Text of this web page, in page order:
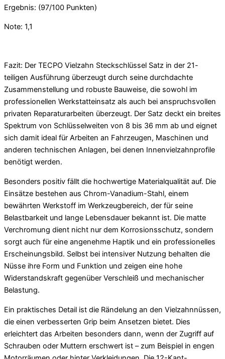
Ergebnis: (97/100 Punkten)
Note: 1,1
Fazit: Der TECPO Vielzahn Steckschlüssel Satz in der 21-
teiligen Ausführung überzeugt durch seine durchdachte
Zusammenstellung und robuste Bauweise, die sowohl im
professionellen Werkstatteinsatz als auch bei anspruchsvollen
privaten Reparaturarbeiten überzeugt. Der Satz deckt ein breites
Spektrum von Schlüsselweiten von 8 bis 36 mm ab und eignet
sich damit ideal für Arbeiten an Fahrzeugen, Maschinen und
anderen technischen Anlagen, bei denen Innenvielzahnprofile
benötigt werden.
Besonders positiv fällt die hochwertige Materialqualität auf. Die
Einsätze bestehen aus Chrom-Vanadium-Stahl, einem
bewährten Werkstoff im Werkzeugbereich, der für seine
Belastbarkeit und lange Lebensdauer bekannt ist. Die matte
Verchromung dient nicht nur dem Korrosionsschutz, sondern
sorgt auch für eine angenehme Haptik und ein professionelles
Erscheinungsbild. Selbst bei intensiver Nutzung behalten die
Nüsse ihre Form und Funktion und zeigen eine hohe
Widerstandskraft gegenüber Verschleiß und mechanischer
Belastung.
Ein praktisches Detail ist die Rändelung an den Vielzahnnüssen,
die einen verbesserten Grip beim Ansetzen bietet. Dies
erleichtert das Arbeiten besonders dann, wenn der Zugriff auf
Schrauben oder Muttern erschwert ist – zum Beispiel in engen